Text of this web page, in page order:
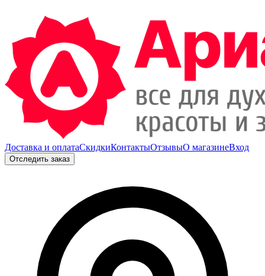
Доставка и оплатаСкидкиКонтактыОтзывыО магазинеВход
Отследить заказ